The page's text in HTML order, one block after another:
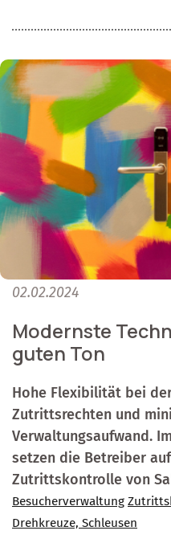
02.02.2024
Modernste
guten Ton
Hohe Flexibilität bei
Zutrittsrechten und
Verwaltungsaufwand.
setzen die Betreiber
Zutrittskontrolle von
Besucherverwaltung
Drehkreuze, Schleusen